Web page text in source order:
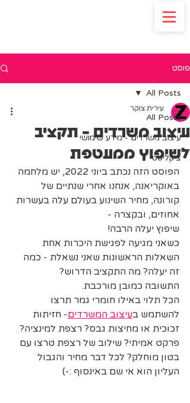
פוסט
All Posts
עיצוב משרדים - מידע שימושי
צ'קליסט
All Posts
עיצוב משרדים - תקציב
לשיפוץ ממעטפת
עירית צוקר
הפוסט הזה נכתב ביוני 2022, יש מלחמה
באוקריאנה, אנחנו אחרי שנתיים של
קורונה, מחיר השינוע בעולם עלה בעשרות
אחוזים, ובקצרה -
שיפוץ יעלה הרבה!
‍כשאני מגיעה לפגישת היכרות אחת
השאלות הראשונות שאני נשאלת - כמה
זה יעלה? מה התקציב הדרוש?
התשובה כמובן מורכבת.
הכל תלוי באילו חומרי גמר תרצו
להשתמש בעיצוב המשרדים- חזיתות
זכוכית או מחיצות גבס? רצפת למינציה?
פרקט אמיתי? שילוב של רצפת טרצו עם
בטון מוחלק? לכל דבר מחיר והגבול
העליון הוא אי שם באינסוף :-)